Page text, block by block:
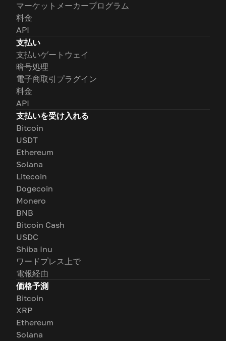
マーケットメーカープログラム
料金
API
支払い
支払いゲートウェイ
暗号処理
電子商取引プラグイン
料金
API
支払いを受け入れる
Bitcoin
USDT
Ethereum
Solana
Litecoin
Dogecoin
Monero
BNB
Bitcoin Cash
USDC
Shiba Inu
ワードプレス上で
電報経由
価格予測
Bitcoin
XRP
Ethereum
Solana